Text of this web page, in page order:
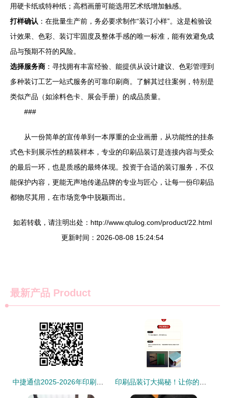
用硬卡纸或特种纸；高档画册可能选用艺术纸增加触感。
打样确认 ：在批量生产前，务必要求制作“装订小样”。这是检验设
计效果、色彩、装订牢固度及整体手感的唯一标准，能有效避免成
品与预期不符的风险。
选择服务商 ：寻找拥有丰富经验、能提供从设计建议、色彩管理到
多种装订工艺一站式服务的可靠印刷商。了解其过往案例，特别是
类似产品（如涂料色卡、展会手册）的成品质量。
###
从一份简单的宣传单到一本厚重的企业画册，从功能性的挂条
式色卡到展示性的精装样本，专业的印刷品装订是连接内容与受众
的最后一环，也是质感的最终体现。投资于合适的装订服务，不仅
能保护内容，更能无声地传递品牌的专业与匠心，让每一份印刷品
都物尽其用，在市场竞争中脱颖而出。
如若转载，请注明出处：http://www.qtulog.com/product/22.html
更新时间：2026-08-08 15:24:54
最新产品 Product